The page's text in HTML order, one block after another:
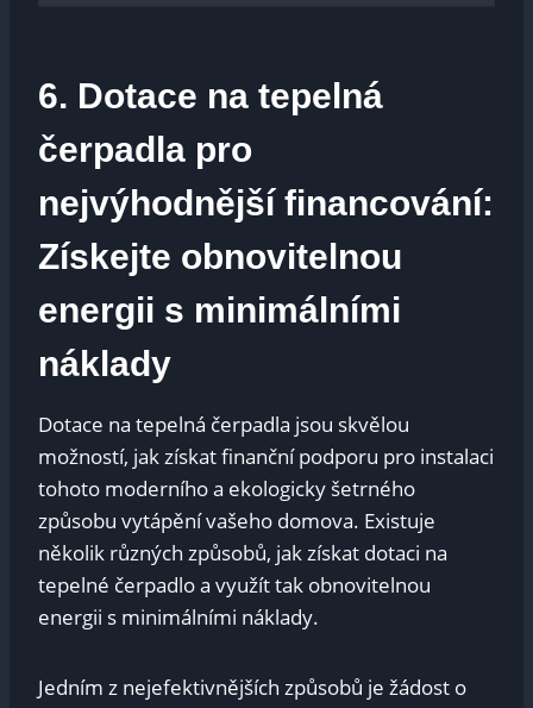
6. Dotace na tepelná
čerpadla pro
nejvýhodnější financování:
Získejte obnovitelnou
energii s minimálními
náklady
Dotace na tepelná čerpadla jsou skvělou
možností, jak získat finanční podporu pro instalaci
tohoto moderního a ekologicky šetrného
způsobu vytápění vašeho domova. Existuje
několik různých způsobů, jak získat dotaci na
tepelné čerpadlo a využít tak obnovitelnou
energii s minimálními náklady.
Jedním z nejefektivnějších způsobů je žádost o